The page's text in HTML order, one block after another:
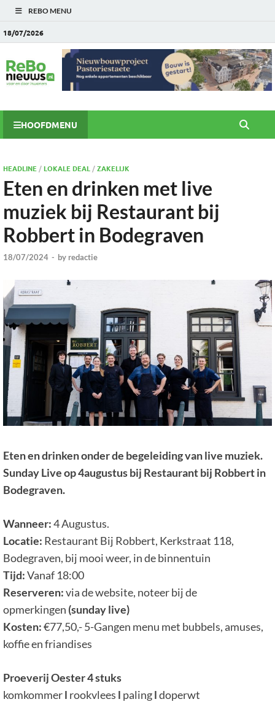
REBO MENU
18/07/2026
HOOFDMENU
HEADLINE/ LOKALE DEAL/ZAKELIJK
Eten en drinken met live
muziek bij Restaurant bij
Robbert in Bodegraven
18/07/2024 - by redactie
Eten en drinken onder de begeleiding van live muziek.
Sunday Live op 4augustus bij Restaurant bij Robbert in
Bodegraven.
Wanneer:4 Augustus.
Locatie: Restaurant Bij Robbert, Kerkstraat 118,
Bodegraven, bij mooi weer, in de binnentuin
Tijd:Vanaf 18:00
Reserveren:via de website, noteer bij de
opmerkingen (sunday live)
Kosten:€77,50,- 5-Gangen menu met bubbels, amuses,
koffie en friandises
Proeverij Oester 4 stuks
komkommerl rookvlees l palingldoperwt